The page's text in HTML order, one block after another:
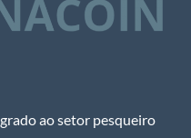
ao setor pesqueiro